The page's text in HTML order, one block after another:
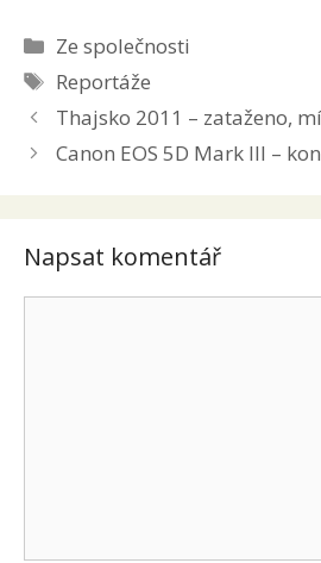
Rubriky
Ze společnosti
Štítky
Reportáže
Thajsko 2011 – zataženo,
Canon EOS 5D Mark III –
Napsat komentář